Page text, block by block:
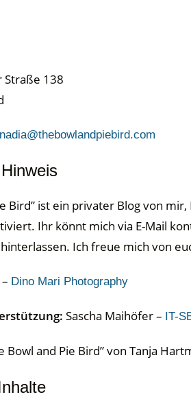
Straße 138
nadia@thebowlandpiebird.com
Bird” ist ein privater Blog von
Ihr könnt mich via E-Mail
Ich freue mich von
Dino Mari Photography
Sascha Maihöfer – IT-
Bowl and Pie Bird” von Tanja